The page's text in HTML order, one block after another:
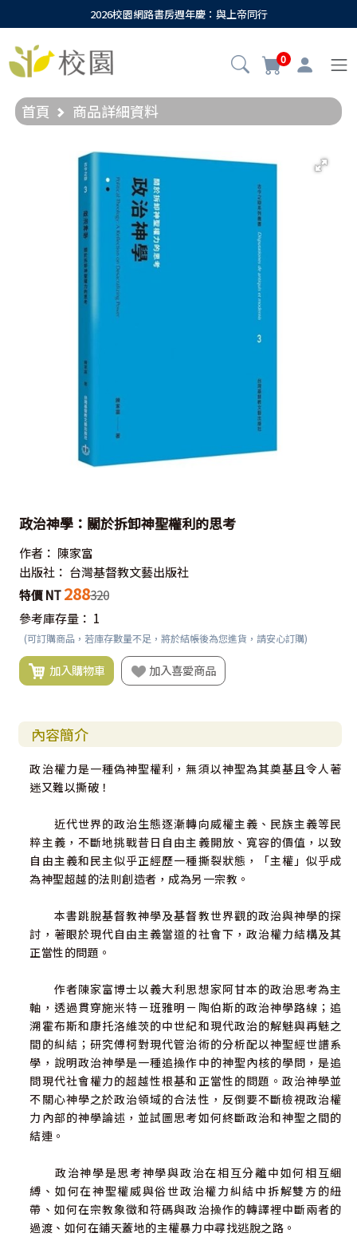
2026校園網路書房週年慶：與上帝同行
0
首頁 商品詳細資料
政治神學：關於拆卸神聖權利的思考
作者： 陳家富
出版社： 台灣基督教文藝出版社
特價 NT 288320
參考庫存量： 1
(可訂購商品，若庫存數量不足，將於結帳後為您進貨，請安心訂購)
加入購物車 加入喜愛商品
內容簡介
政治權力是一種偽神聖權利，無須以神聖為其奠基且令人著
迷又難以撕破！
近代世界的政治生態逐漸轉向威權主義、民族主義等民
粹主義，不斷地挑戰昔日自由主義開放、寬容的價值，以致
自由主義和民主似乎正經歷一種撕裂狀態，「主權」似乎成
為神聖超越的法則創造者，成為另一宗教。
本書跳脫基督教神學及基督教世界觀的政治與神學的探
討，著眼於現代自由主義當道的社會下，政治權力結構及其
正當性的問題。
作者陳家富博士以義大利思想家阿甘本的政治思考為主
軸，透過貫穿施米特－班雅明－陶伯斯的政治神學路線；追
溯霍布斯和康托洛維茨的中世紀和現代政治的解魅與再魅之
間的糾結；研究傅柯對現代管治術的分析配以神聖經世譜系
學，說明政治神學是一種追操作中的神聖內核的學問，是追
問現代社會權力的超越性根基和正當性的問題。政治神學並
不關心神學之於政治領域的合法性，反倒要不斷檢視政治權
力內部的神學論述，並試圖思考如何終斷政治和神聖之間的
結連。
政治神學是思考神學與政治在相互分離中如何相互綑
縛、如何在神聖權威與俗世政治權力糾結中拆解雙方的紐
帶、如何在宗教象徵和符碼與政治操作的轉譯裡中斷兩者的
過渡、如何在鋪天蓋地的主權暴力中尋找逃脫之路。